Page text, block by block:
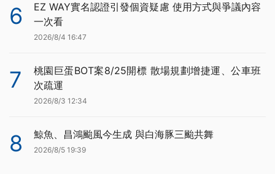
6
EZ WAY實名認證引發個資疑慮 使用方式與爭議內容
一次看
2026/8/4 16:47
7
桃園巨蛋BOT案8/25開標 散場規劃增捷運、公車班
次疏運
2026/8/3 12:34
8 鯨魚、昌鴻颱風今生成 與白海豚三颱共舞
2026/8/5 19:39